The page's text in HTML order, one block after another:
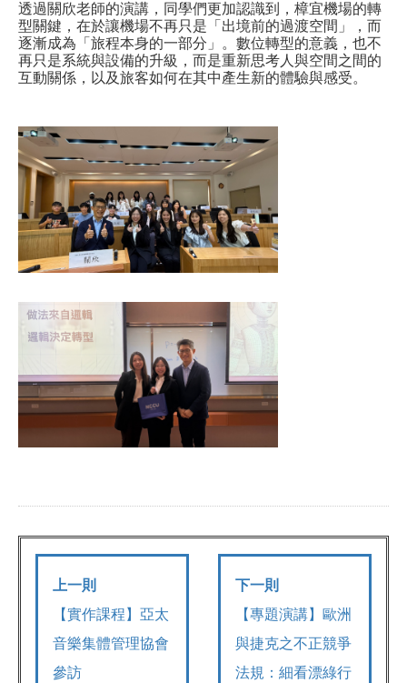
透過關欣老師的演講，同學們更加認識到，樟宜機場的轉
型關鍵，在於讓機場不再只是「出境前的過渡空間」，而
逐漸成為「旅程本身的一部分」。數位轉型的意義，也不
再只是系統與設備的升級，而是重新思考人與空間之間的
互動關係，以及旅客如何在其中產生新的體驗與感受。
上一則
【實作課程】亞太
音樂集體管理協會
參訪
下一則
【專題演講】歐洲
與捷克之不正競爭
法規：細看漂綠行